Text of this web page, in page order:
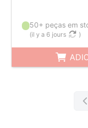
50+ peças em
(il y a 6 jours )